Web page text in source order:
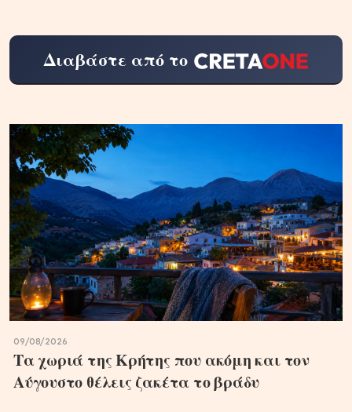
Διαβάστε από το
09/08/2026
Τα χωριά της Κρήτης που ακόμη και τον
Αύγουστο θέλεις ζακέτα το βράδυ